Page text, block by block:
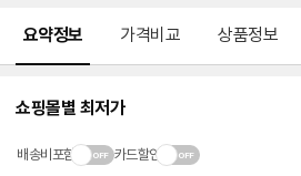
요약정보 가격비교 상품정보
쇼핑몰별 최저가
배송비포함 카드할인